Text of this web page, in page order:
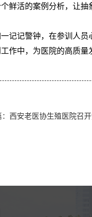
鲜活的案例分析，让
记警钟，在参训人员
作中，为医院的高质量
西安老医协生殖医院召